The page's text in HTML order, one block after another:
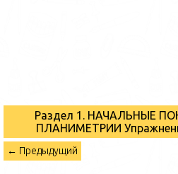
Раздел 1. НАЧАЛЬНЫЕ
ПЛАНИМЕТРИИ
← Предыдущий